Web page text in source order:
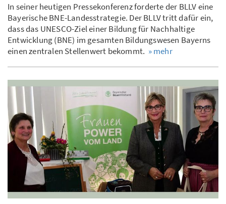
In seiner heutigen Pressekonferenz forderte der BLLV eine
Bayerische BNE-Landesstrategie. Der BLLV tritt dafür ein,
dass das UNESCO-Ziel einer Bildung für Nachhaltige
Entwicklung (BNE) im gesamten Bildungswesen Bayerns
einen zentralen Stellenwert bekommt. » mehr